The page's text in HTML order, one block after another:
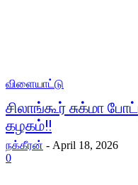
விளையாட்டு
சிலாங்கூர் சுக்மா
கழகம்!!
நக்கீரன் - April 18, 2026
0